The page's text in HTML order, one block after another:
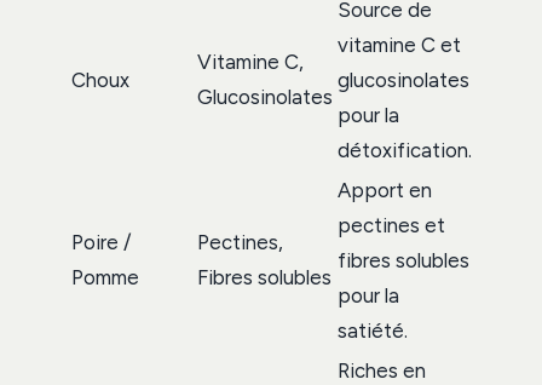
Choux
Vitamine C,
Glucosinolates
Source de
vitamine C et
glucosinolates
pour la
détoxification.
Poire /
Pomme
Pectines,
Fibres solubles
Apport en
pectines et
fibres solubles
pour la
satiété.
Riches en